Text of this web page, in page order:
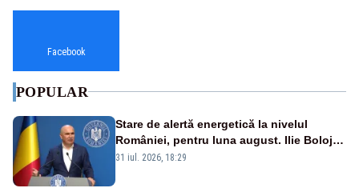
Facebook
POPULAR
Stare de alertă energetică la nivelul
României, pentru luna august. Ilie Bolojan
a anunțat importuri și posibile restricții –
31 iul. 2026, 18:29